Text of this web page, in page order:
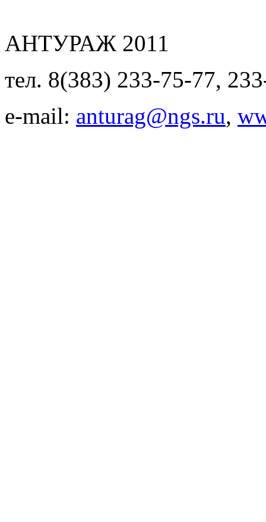
АНТУРАЖ 2011
тел. 8(383) 233-75-77,
e-mail: anturag@ngs.ru,